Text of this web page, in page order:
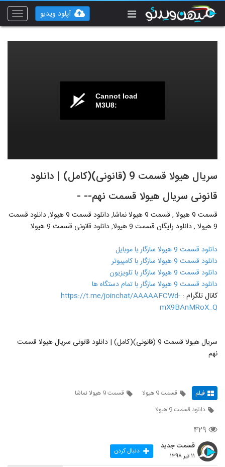
Toggle
آپلود ویدیو
Cannot load
M3U8:
سریال هیولا قسمت 9 (قانونی)(کامل) | دانلود
قانونی سریال هیولا قسمت نهم-- -
قسمت 9 هیولا , قسمت 9 هیولا نماشا, دانلود قسمت 9 هیولا, دانلود قسمت
9 هیولا , دانلود رایگان قسمت 9 هیولا, دانلود قانونی قسمت 9 هیولا
دانلود قسمت 9 هیولا سازگار با موبایل
دانلود قسمت 9 هیولا سازگار با کامپیوتر
دانلود قسمت 9 هیولا سازگار با تلویزیون
دانلود قسمت 9 هیولا سازگار با تمام دستگاه ها
کانال تلگرام : https://t.me/joinchat/AAAAAFCWd-
mX9BAnMRoX_Q
سریال هیولا قسمت 9 (قانونی)(کامل) | دانلود قانونی سریال هیولا قسمت
نهم
فیلم قسمت 9 هیولا
قسمت 9 هیولا نماشا
دانلود قسمت 9 هیولا
۴۲۹
قسمت جدید
۱۱ تیر ۱۳۹۸ دنبال کردن